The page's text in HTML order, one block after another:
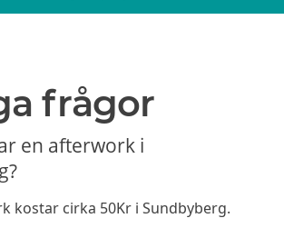
pommes & aioli
frågor
en afterwork i
kostar cirka 50Kr i Sundbyberg.